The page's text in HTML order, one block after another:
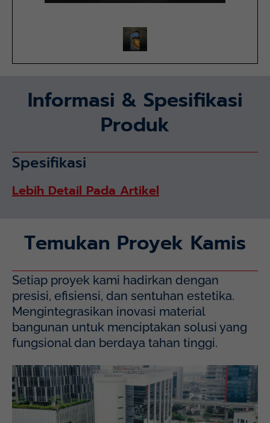
Informasi & Spesifikasi
Produk
Spesifikasi
Lebih Detail Pada Artikel
Temukan Proyek Kamis
Setiap proyek kami hadirkan dengan
presisi, efisiensi, dan sentuhan estetika.
Mengintegrasikan inovasi material
bangunan untuk menciptakan solusi yang
fungsional dan berdaya tahan tinggi.
Mayapada Hospital Kuningan (MHKN), Kuningan, Jakarta
Selatan.
Lihat Detail Proyek